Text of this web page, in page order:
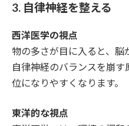
3. 自律神経を整える
西洋医学の視点
物の多さが目に入ると、脳
自律神経のバランスを崩
位になりやすくなります。
東洋的な視点